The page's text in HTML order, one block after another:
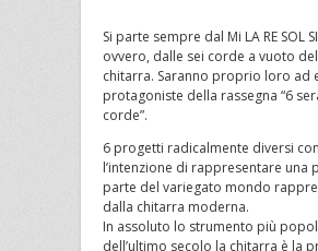
Si parte sempre dal Mi LA RE SOL
ovvero, dalle sei corde a vuoto
chitarra. Saranno proprio loro ad
protagoniste della rassegna “6
corde”.
6 progetti radicalmente diversi con
l’intenzione di rappresentare una
parte del variegato mondo
dalla chitarra moderna.
In assoluto lo strumento più
dell’ultimo secolo la chitarra è la